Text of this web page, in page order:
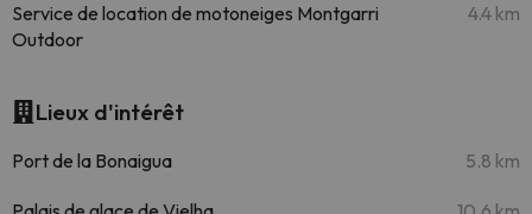
Service de location de motoneiges Montgarri
Outdoor
4.4 km
Lieux d'intérêt
Port de la Bonaigua 5.8 km